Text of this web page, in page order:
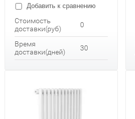
Добавить к сравнению
Стоимость
доставки(руб)
0
Время
доставки(дней)
30